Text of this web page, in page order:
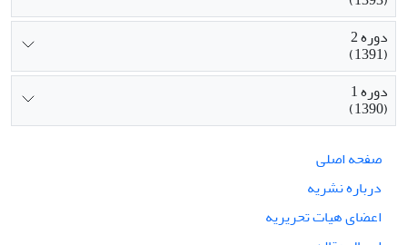
دوره 2
(1391)
دوره 1
(1390)
صفحه اصلی
درباره نشریه
اعضای هیات تحریریه